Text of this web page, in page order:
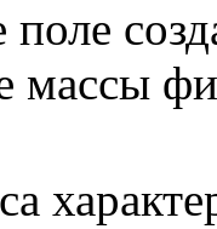
поле
массы